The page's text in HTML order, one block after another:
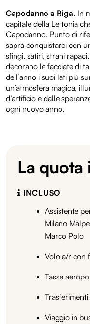
Capodanno a Riga. In
capitale della Lettonia
Capodanno. Punto di
saprà conquistarci con
sfingi, satiri, strani
decorano le facciate di
dell’anno i suoi lati più
un’atmosfera magica,
d’artificio e dalle
ogni nuovo anno.
La quota
INCLUSO
Assistente
Milano
Marco Polo
Volo a/r con
Tasse
Viaggio in